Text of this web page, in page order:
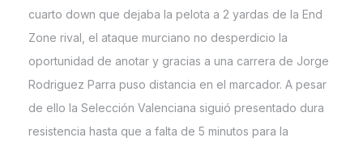
cuarto down que dejaba la pelota a 2 yardas de la End
Zone rival, el ataque murciano no desperdicio la
oportunidad de anotar y gracias a una carrera de Jorge
Rodriguez Parra puso distancia en el marcador. A pesar
de ello la Selección Valenciana siguió presentado dura
resistencia hasta que a falta de 5 minutos para la